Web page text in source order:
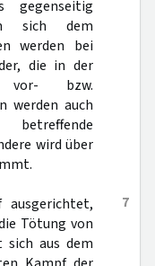
gegenseitig
sich dem
werden bei
die in der
vor- bzw.
werden auch
wird über
7
ausgerichtet,
Tötung von
sich aus dem